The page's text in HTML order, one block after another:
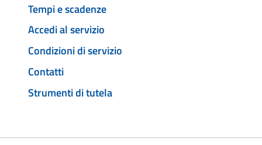
Tempi e scadenze
Accedi al servizio
Condizioni di servizio
Contatti
Strumenti di tutela